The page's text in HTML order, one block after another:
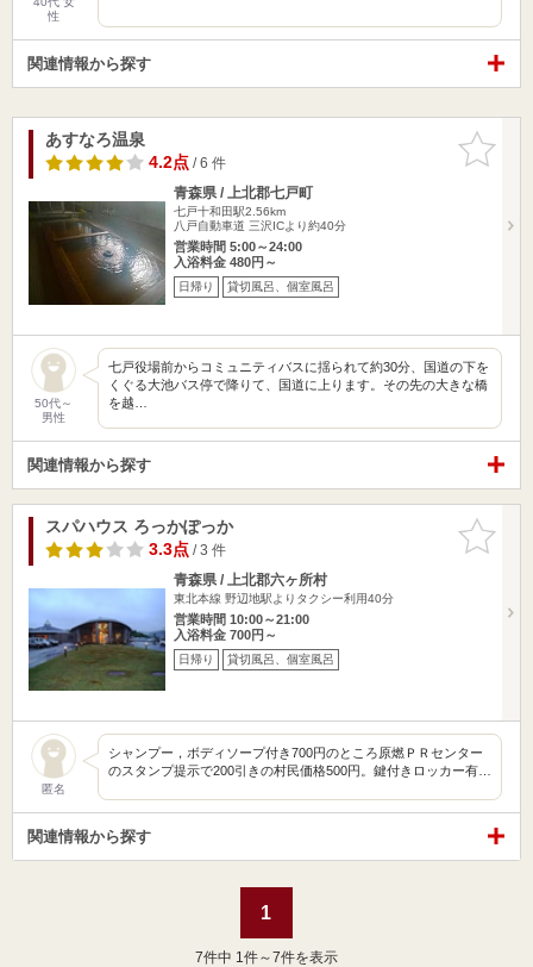
性
関連情報から探す
お気に入
りに追加
あすなろ温泉
4.2点/ 6 件
青森県 / 上北郡七戸町
七戸十和田駅2.56km
八戸自動車道 三沢ICより約40分
営業時間 5:00～24:00
入浴料金 480円～
日帰り 貸切風呂、個室風呂
50代～
男性
七戸役場前からコミュニティバスに揺られて約30分、国道の下を
くぐる大池バス停で降りて、国道に上ります。その先の大きな橋
を越…
関連情報から探す
お気に入
りに追加
スパハウス ろっかぽっか
3.3点/ 3 件
青森県 / 上北郡六ヶ所村
東北本線 野辺地駅よりタクシー利用40分
営業時間 10:00～21:00
入浴料金 700円～
日帰り 貸切風呂、個室風呂
匿名
シャンプー，ボディソープ付き700円のところ原燃ＰＲセンター
のスタンプ提示で200引きの村民価格500円。鍵付きロッカー有…
関連情報から探す
1
7件中 1件～7件を表示